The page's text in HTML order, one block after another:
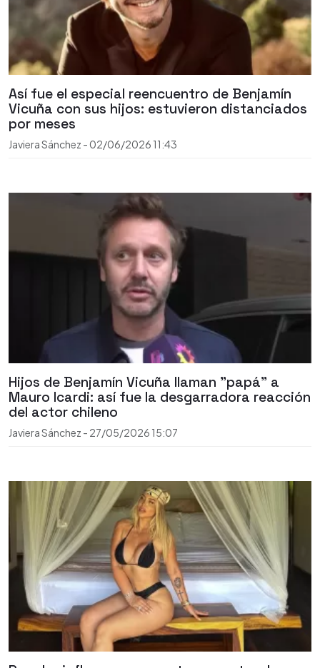
Así fue el especial reencuentro de Benjamín
Vicuña con sus hijos: estuvieron distanciados
por meses
Javiera Sánchez - 02/06/2026 11:43
Hijos de Benjamín Vicuña llaman "papá" a
Mauro Icardi: así fue la desgarradora reacción
del actor chileno
Javiera Sánchez - 27/05/2026 15:07